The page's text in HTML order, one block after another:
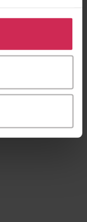
til å
kan også
ved å klikke
Rituals